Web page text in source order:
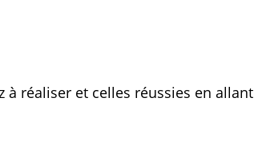
à réaliser et celles réussies en allant